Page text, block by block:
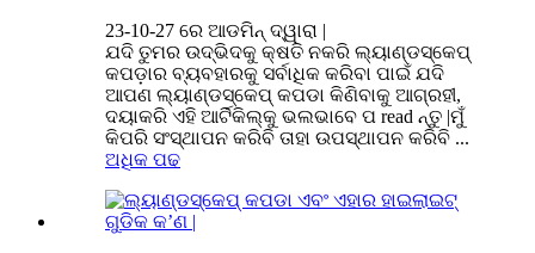
23-10-27 ରେ ଆଡମିନ୍ ଦ୍ୱାରା |
ଯଦି ତୁମର ଉଦ୍ଭିଦକୁ କ୍ଷତି ନକରି ଲ୍ୟାଣ୍ଡସ୍କେପ୍
କପଡ଼ାର ବ୍ୟବହାରକୁ ସର୍ବାଧିକ କରିବା ପାଇଁ ଯଦି
ଆପଣ ଲ୍ୟାଣ୍ଡସ୍କେପ୍ କପଡା କିଣିବାକୁ ଆଗ୍ରହୀ,
ଦୟାକରି ଏହି ଆର୍ଟିକିଲ୍କୁ ଭଲଭାବେ ପ read ନ୍ତୁ |ମୁଁ
କିପରି ସଂସ୍ଥାପନ କରିବି ତାହା ଉପସ୍ଥାପନ କରିବି ...
ଅଧିକ ପଢ